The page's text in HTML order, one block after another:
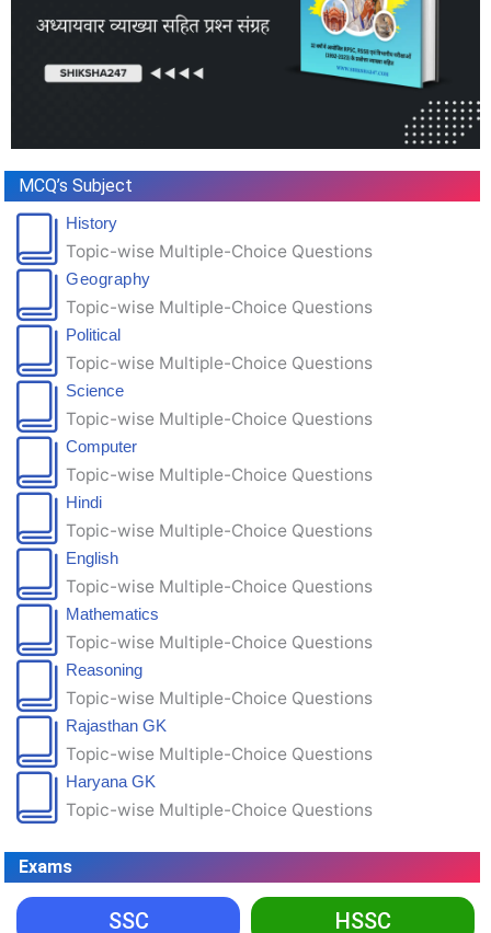
MCQ’s Subject
History
Topic-wise Multiple-Choice Questions
Geography
Topic-wise Multiple-Choice Questions
Political
Topic-wise Multiple-Choice Questions
Science
Topic-wise Multiple-Choice Questions
Computer
Topic-wise Multiple-Choice Questions
Hindi
Topic-wise Multiple-Choice Questions
English
Topic-wise Multiple-Choice Questions
Mathematics
Topic-wise Multiple-Choice Questions
Reasoning
Topic-wise Multiple-Choice Questions
Rajasthan GK
Topic-wise Multiple-Choice Questions
Haryana GK
Topic-wise Multiple-Choice Questions
Exams
SSC HSSC